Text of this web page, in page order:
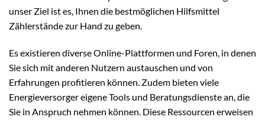
unser Ziel ist es, Ihnen die bestmöglichen Hilfsmittel
Zählerstände zur Hand zu geben.
Es existieren diverse Online-Plattformen und Foren, in denen
Sie sich mit anderen Nutzern austauschen und von
Erfahrungen profitieren können. Zudem bieten viele
Energieversorger eigene Tools und Beratungsdienste an, die
Sie in Anspruch nehmen können. Diese Ressourcen erweisen